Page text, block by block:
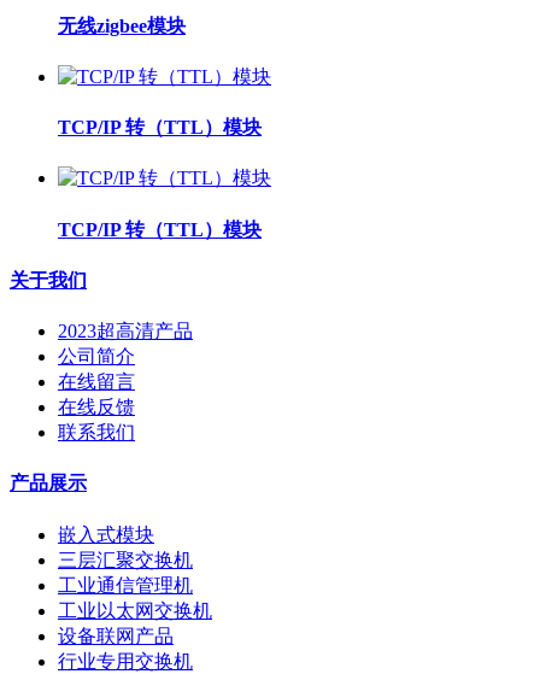
无线zigbee模块
TCP/IP 转（TTL）模块
TCP/IP 转（TTL）模块
关于我们
2023超高清产品
公司简介
在线留言
在线反馈
联系我们
产品展示
嵌入式模块
三层汇聚交换机
工业通信管理机
工业以太网交换机
设备联网产品
行业专用交换机